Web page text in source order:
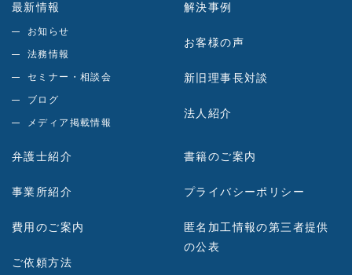
最新情報
お知らせ
法務情報
セミナー・相談会
ブログ
メディア掲載情報
解決事例
お客様の声
新旧理事長対談
法人紹介
弁護士紹介
事業所紹介
費用のご案内
ご依頼方法
書籍のご案内
プライバシーポリシー
匿名加工情報の第三者提供
の公表